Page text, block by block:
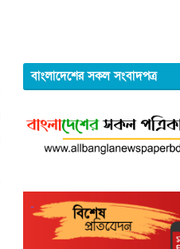
বাংলাদেশের সকল সংবাদপত্র